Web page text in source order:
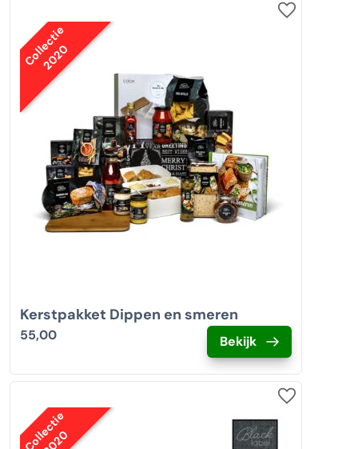
Collectie
2020
Kerstpakket Dippen en smeren
55,00 Bekijk
Collectie
2020